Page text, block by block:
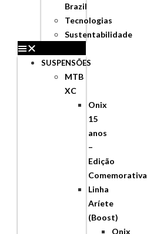
Brazil
Tecnologias
Sustentabilidade
SUSPENSÕES
MTB
XC
Onix
15
anos
–
Edição
Comemorativa
Linha
Aríete
(Boost)
Onix